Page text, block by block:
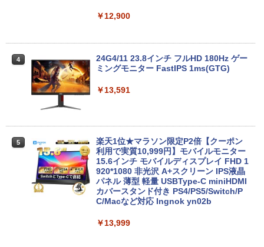
Wifi Windows11 office JIS 日本語キー
￥32,800
【マラソンセール期間中ポイント5倍】中
ows11 Lenovo ThinkPad L580 初期設
定済 すぐ使える 90日保証 送料無料
￥32,980
中古 HP EliteBook 840 G8 Core i5 1145
B 14インチ フルHD Windows11 Pro 4Q
GMKtec GMK-K8 PLUS-32/1T-W11Pro
デスクトップPC Ryzen7 5700G メモリ1
6GB SSD1TB B550 グラボなし
￥148,700
￥12,900
4
24G4/11 23.8インチ フルHD 180Hz ゲー
ミングモニター FastIPS 1ms(GTG)
￥13,591
5
楽天1位★マラソン限定P2倍【クーポン
利用で実質10,999円】モバイルモニター
15.6インチ モバイルディスプレイ FHD 1
920*1080 非光沢 A+スクリーン IPS液晶
パネル 薄型 軽量 USBType-C miniHDMI
カバースタンド付き PS4/PS5/Switch/P
C/Macなど対応 Ingnok yn02b
￥13,999